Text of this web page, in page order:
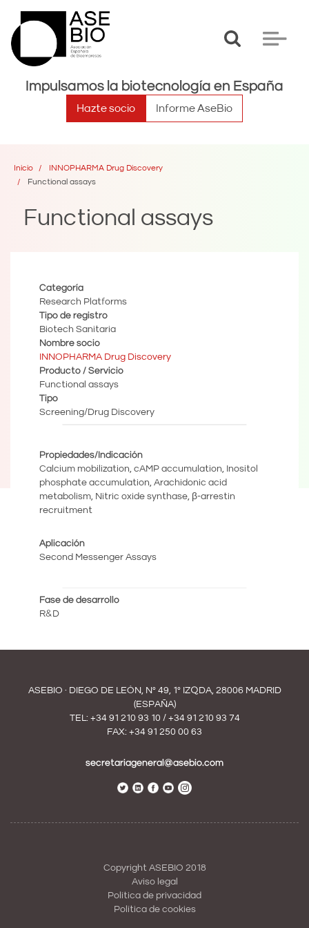
Toggle
Toggle
Impulsamos la biotecnología en España
Hazte socio Informe AseBio
Inicio
INNOPHARMA Drug Discovery
Functional assays
Functional assays
Categoría
Research Platforms
Tipo de registro
Biotech Sanitaria
Nombre socio
INNOPHARMA Drug Discovery
Producto / Servicio
Functional assays
Tipo
Screening/Drug Discovery
Propiedades/Indicación
Calcium mobilization, cAMP accumulation, Inositol
phosphate accumulation, Arachidonic acid
metabolism, Nitric oxide synthase, β-arrestin
recruitment
Aplicación
Second Messenger Assays
Fase de desarrollo
R&D
ASEBIO · DIEGO DE LEÓN, Nº 49, 1º IZQDA, 28006 MADRID
(ESPAÑA)
TEL: +34 91 210 93 10 / +34 91 210 93 74
FAX: +34 91 250 00 63
secretariageneral@asebio.com
Copyright ASEBIO 2018
Aviso legal
Política de privacidad
Política de cookies